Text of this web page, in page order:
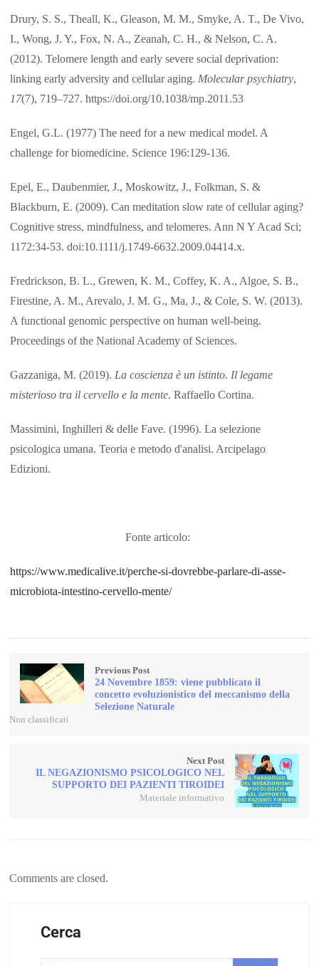
Drury, S. S., Theall, K., Gleason, M. M., Smyke, A. T., De Vivo,
I., Wong, J. Y., Fox, N. A., Zeanah, C. H., & Nelson, C. A.
(2012). Telomere length and early severe social deprivation:
linking early adversity and cellular aging. Molecular psychiatry,
17(7), 719–727. https://doi.org/10.1038/mp.2011.53
Engel, G.L. (1977) The need for a new medical model. A
challenge for biomedicine. Science 196:129-136.
Epel, E., Daubenmier, J., Moskowitz, J., Folkman, S. &
Blackburn, E. (2009). Can meditation slow rate of cellular aging?
Cognitive stress, mindfulness, and telomeres. Ann N Y Acad Sci;
1172:34-53. doi:10.1111/j.1749-6632.2009.04414.x.
Fredrickson, B. L., Grewen, K. M., Coffey, K. A., Algoe, S. B.,
Firestine, A. M., Arevalo, J. M. G., Ma, J., & Cole, S. W. (2013).
A functional genomic perspective on human well-being.
Proceedings of the National Academy of Sciences.
Gazzaniga, M. (2019). La coscienza è un istinto. Il legame
misterioso tra il cervello e la mente. Raffaello Cortina.
Massimini, Inghilleri & delle Fave. (1996). La selezione
psicologica umana. Teoria e metodo d'analisi. Arcipelago
Edizioni.
Fonte articolo:
https://www.medicalive.it/perche-si-dovrebbe-parlare-di-asse-
microbiota-intestino-cervello-mente/
Previous Post
24 Novembre 1859: viene pubblicato il
concetto evoluzionistico del meccanismo della
Selezione Naturale
Non classificati
Next Post
IL NEGAZIONISMO PSICOLOGICO NEL
SUPPORTO DEI PAZIENTI TIROIDEI
Materiale informativo
Comments are closed.
Cerca